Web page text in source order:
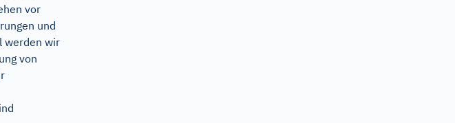
vor
und
werden wir
von